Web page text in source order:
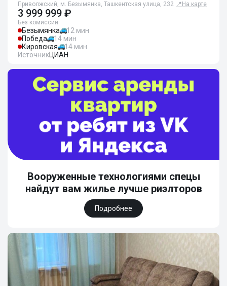
Приволжский, м. Безымянка, Ташкентская улица, 232 📍 На карте
3 999 999 ₽
Без комиссии
Безымянка
12 мин
Победа
14 мин
Кировская
14 мин
ИсточникЦИАН
Вооруженные технологиями спецы
найдут вам жилье лучше риэлторов
Подробнее